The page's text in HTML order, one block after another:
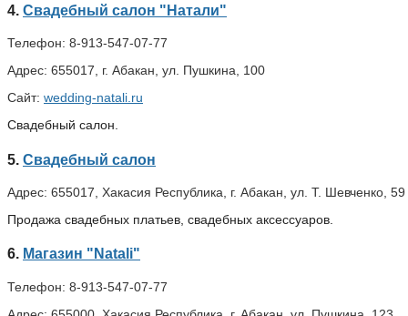
4. Свадебный салон "Натали"
Телефон: 8-913-547-07-77
Адрес: 655017, г. Абакан, ул. Пушкина, 100
Сайт: wedding-natali.ru
Свадебный салон.
5. Свадебный салон
Адрес: 655017, Хакасия Республика, г. Абакан, ул. Т. Шевченко, 59
Продажа свадебных платьев, свадебных аксессуаров.
6. Магазин "Natali"
Телефон: 8-913-547-07-77